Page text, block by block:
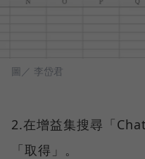
圖／ 李岱君
2.在增益集搜尋「
「取得」。